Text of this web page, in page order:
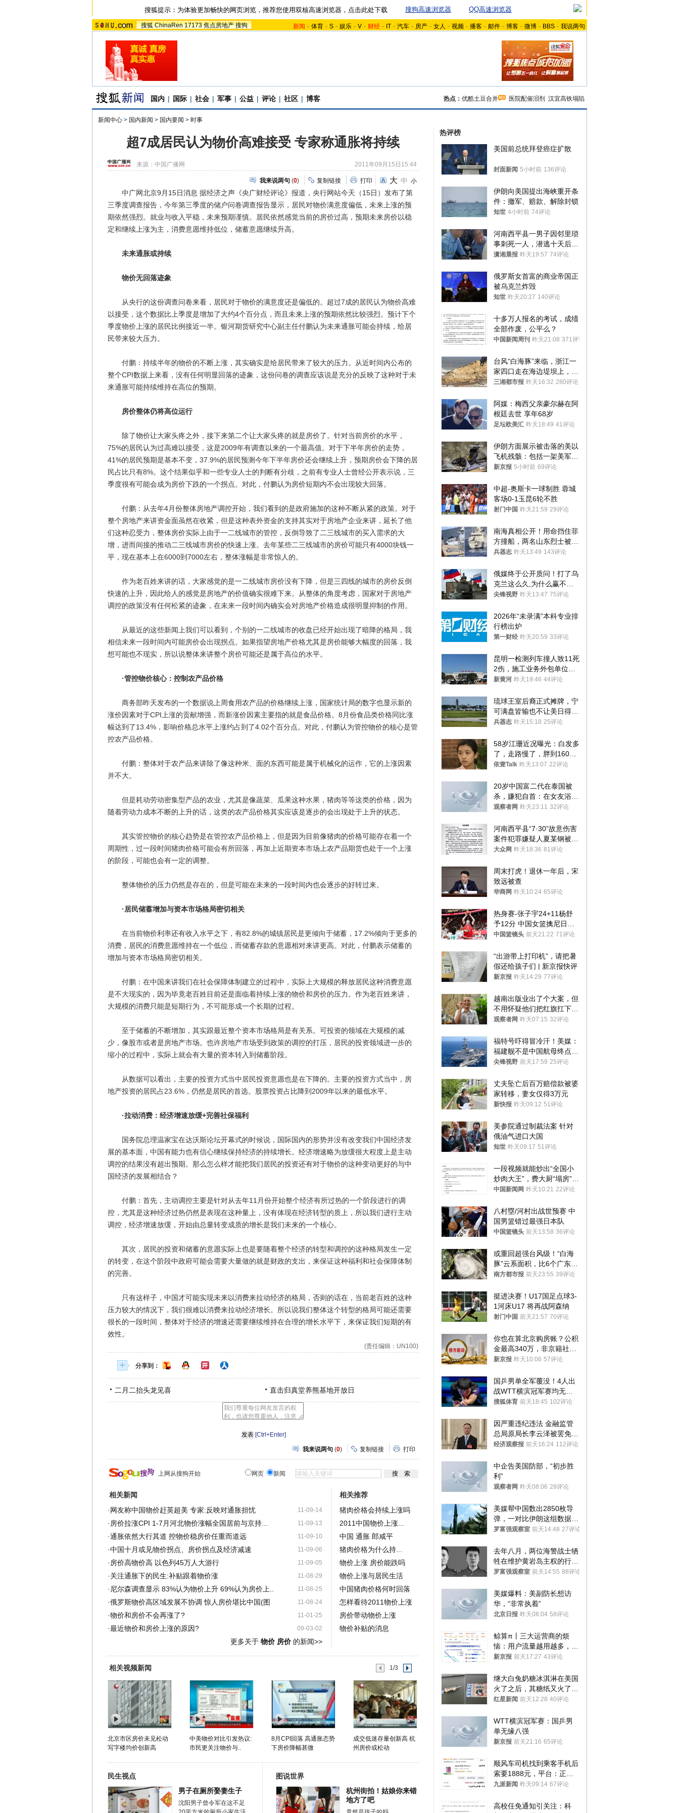
搜狐提示：为体验更加畅快的网页浏览，推荐您使用双核高速浏览器，点击此处下载 搜狗高速浏览器 QQ高速浏览器
搜狐 ChinaRen 17173 焦点房地产 搜狗 新闻 - 体育 - S - 娱乐 - V - 财经 - IT - 汽车 - 房产 - 女人 - 视频 - 播客 - 邮件 - 博客 - 微博 - BBS - 我说两句
国内 | 国际 | 社会 | 军事 | 公益 | 评论 | 社区 | 博客 热点： 优酷土豆合并 医院配催泪剂 汉宜高铁塌陷
新闻中心 > 国内新闻 > 国内要闻 > 时事
超7成居民认为物价高难接受 专家称通胀将持续
来源： 中国广播网 2011年09月15日15:44
我来说两句 (0) 复制链接 打印 大 中 小
中广网北京9月15日消息 据经济之声《央广财经评论》报道，央行网站今天（15日）发布了第
三季度调查报告，今年第三季度的储户问卷调查报告显示，居民对物价满意度偏低，未来上涨的预
期依然强烈。就业与收入平稳，未来预期谨慎。居民依然感觉当前的房价过高，预期未来房价以稳
定和继续上涨为主，消费意愿维持低位，储蓄意愿继续升高。
未来通胀或持续
物价无回落迹象
从央行的这份调查问卷来看，居民对于物价的满意度还是偏低的。超过7成的居民认为物价高难
以接受，这个数据比上季度是增加了大约4个百分点，而且未来上涨的预期依然比较强烈。预计下个
季度物价上涨的居民比例接近一半。银河期货研究中心副主任付鹏认为未来通胀可能会持续，给居
民带来较大压力。
付鹏：持续半年的物价的不断上涨，其实确实是给居民带来了较大的压力。从近时间内公布的
整个CPI数据上来看，没有任何明显回落的迹象，这份问卷的调查应该说是充分的反映了这种对于未
来通胀可能持续维持在高位的预期。
房价整体仍将高位运行
除了物价让大家头疼之外，接下来第二个让大家头疼的就是房价了。针对当前房价的水平，
75%的居民认为过高难以接受，这是2009年有调查以来的一个最高值。对于下半年房价的走势，
41%的居民预期是基本不变，37.9%的居民预测今年下半年房价还会继续上升，预期房价会下降的居
民占比只有8%。这个结果似乎和一些专业人士的判断有分歧，之前有专业人士曾经公开表示说，三
季度很有可能会成为房价下跌的一个拐点。对此，付鹏认为房价短期内不会出现较大回落。
付鹏：从去年4月份整体房地产调控开始，我们看到的是政府施加的这种不断从紧的政策。对于
整个房地产来讲资金面虽然在收紧，但是这种表外资金的支持其实对于房地产企业来讲，延长了他
们这种忍受力，整体房价实际上由于一二线城市的管控，反倒导致了二三线城市的买入需求的大
增，进而间接的推动二三线城市房价的快速上涨。去年某些二三线城市的房价可能只有4000块钱一
平，现在基本上在6000到7000左右，整体涨幅是非常惊人的。
作为老百姓来讲的话，大家感觉的是一二线城市房价没有下降，但是三四线的城市的房价反倒
快速的上升，因此给人的感觉是房地产的价值确实很难下来。从整体的角度考虑，国家对于房地产
调控的政策没有任何松紧的迹象，在未来一段时间内确实会对房地产价格造成很明显抑制的作用。
从最近的这些新闻上我们可以看到，个别的一二线城市的收盘已经开始出现了暗降的格局，我
相信未来一段时间内可能房价会出现拐点。如果指望房地产价格尤其是房价能够大幅度的回落，我
想可能也不现实，所以说整体来讲整个房价可能还是属于高位的水平。
·管控物价核心：控制农产品价格
商务部昨天发布的一个数据说上周食用农产品的价格继续上涨，国家统计局的数字也显示新的
涨价因素对于CPI上涨的贡献增强，而新涨价因素主要指的就是食品价格。8月份食品类价格同比涨
幅达到了13.4%，影响价格总水平上涨约占到了4.02个百分点。对此，付鹏认为管控物价的核心是管
控农产品价格。
付鹏：整体对于农产品来讲除了像这种米、面的东西可能是属于机械化的运作，它的上涨因素
并不大。
但是耗动劳动密集型产品的农业，尤其是像蔬菜、瓜果这种水果，猪肉等等这类的价格，因为
随着劳动力成本不断的上升的话，这类的农产品价格其实应该是逐步的会出现处于上升的状态。
其实管控物价的核心趋势是在管控农产品价格上，但是因为目前像猪肉的价格可能存在着一个
周期性，过一段时间猪肉价格可能会有所回落，再加上近期资本市场上农产品期货也处于一个上涨
的阶段，可能也会有一定的调整。
整体物价的压力仍然是存在的，但是可能在未来的一段时间内也会逐步的好转过来。
·居民储蓄增加与资本市场格局密切相关
在当前物价利率还有收入水平之下，有82.8%的城镇居民是更倾向于储蓄，17.2%倾向于更多的
消费，居民的消费意愿维持在一个低位，而储蓄存款的意愿相对来讲更高。对此，付鹏表示储蓄的
增加与资本市场格局密切相关。
付鹏：在中国来讲我们在社会保障体制建立的过程中，实际上大规模的释放居民这种消费意愿
是不大现实的，因为毕竟老百姓目前还是面临着持续上涨的物价和房价的压力。作为老百姓来讲，
大规模的消费只能是短期行为，不可能形成一个长期的过程。
至于储蓄的不断增加，其实跟最近整个资本市场格局是有关系。可投资的领域在大规模的减
少，像股市或者是房地产市场。也许房地产市场受到政策的调控的打压，居民的投资领域进一步的
缩小的过程中，实际上就会有大量的资本转入到储蓄阶段。
从数据可以看出，主要的投资方式当中居民投资意愿也是在下降的。主要的投资方式当中，房
地产投资的居民占23.6%，仍然是居民的首选。股票投资占比降到2009年以来的最低水平。
·拉动消费：经济增速放缓+完善社保福利
国务院总理温家宝在达沃斯论坛开幕式的时候说，国际国内的形势并没有改变我们中国经济发
展的基本面，中国有能力也有信心继续保持经济的持续增长。经济增速略为放缓很大程度上是主动
调控的结果没有超出预期。那么怎么样才能把我们居民的投资还有对于物价的这种变动更好的与中
国经济的发展相结合？
付鹏：首先，主动调控主要是针对从去年11月份开始整个经济有所过热的一个阶段进行的调
控，尤其是这种经济过热仍然是表现在这种量上，没有体现在经济转型的质上，所以我们进行主动
调控，经济增速放缓，开始由总量转变成质的增长是我们未来的一个核心。
其次，居民的投资和储蓄的意愿实际上也是要随着整个经济的转型和调控的这种格局发生一定
的转变，在这个阶段中政府可能会需要大量做的就是财政的支出，来保证这种福利和社会保障体制
的完善。
只有这样子，中国才可能实现未来以消费来拉动经济的格局，否则的话在，当前老百姓的这种
压力较大的情况下，我们很难以消费来拉动经济增长。所以说我们整体这个转型的格局可能还需要
很长的一段时间，整体对于经济的增速还需要继续维持在合理的增长水平下，来保证我们短期的有
效性。
(责任编辑：UN100)
分享到：
二月二抬头龙见喜 直击归真堂养熊基地开放日
[Ctrl+Enter]
我来说两句 (0) 复制链接 打印
上网从搜狗开始 网页 新闻
相关新闻
11-09-14
·网友称中国物价赶英超美 专家:反映对通胀担忧
11-09-13
· 房价拉涨CPI 1-7月河北物价涨幅全国居前与京持...
11-09-10
·通胀依然大行其道 控物价稳房价任重而道远
11-09-06
·中国十月或见物价拐点、房价拐点及经济减速
11-09-05
· 房价高物价高 以色列45万人大游行
11-08-29
·关注通胀下的民生:补贴跟着物价涨
11-08-25
· 尼尔森调查显示 83%认为物价上升 69%认为房价上..
11-08-24
·俄罗斯物价高区域发展不协调 惊人房价堪比中国(图
11-01-25
·物价和房价不会再涨了?
09-03-02
·最近物价和房价上涨的原因?
更多关于 物价 房价的新闻>>
相关推荐
猪肉价格会持续上涨吗
2011中国物价上涨...
中国 通胀 郎咸平
猪肉价格为什么持...
物价上涨 房价能跌吗
物价上涨与居民生活
中国猪肉价格何时回落
怎样看待2011物价上涨
房价带动物价上涨
物价补贴的消息
相关视频新闻 1/3
北京市区房价未见松动
写字楼均价创新高
中美物价对比引发热议:
市民更关注物价与..
8月CPI回落 高通胀态势
下房价降幅甚微
成交低迷存量创新高 杭
州房价或松动
民生视点
男子在厕所娶妻生子
沈阳男子曾令军在这不足
图说世界
杭州街拍！姑娘你来错
地方了吧
热评榜
美国前总统拜登癌症扩散
封面新闻 5小时前 136评论
伊朗向美国提出海峡重开条
件：撤军、赔款、解除封锁
知世 4小时前 74评论
河南西平县一男子因邻里琐
事刺死一人，潜逃十天后在
十多公里外一片玉米地里落
潇湘晨报 昨天19:57 74评论
俄罗斯女首富的商业帝国正
被乌克兰炸毁
知世 昨天20:27 140评论
十多万人报名的考试，成绩
全部作废，公平么？
中国新闻周刊 昨天21:08 371评论
台风“白海豚”来临，浙江一
家四口走在海边堤坝上，其
中9岁男孩被巨浪卷入海
三湘都市报 昨天16:32 280评论
阿媒：梅西父亲豪尔赫在阿
根廷去世 享年68岁
足坛欧美汇 昨天18:49 41评论
伊朗方面展示被击落的美以
飞机残骸：包括一架美军F-
15战斗机残骸以及多架无人
新京报 5小时前 69评论
中超-奥斯卡一球制胜 蓉城
客场0-1玉昆6轮不胜
射门中国 昨天21:59 29评论
南海真相公开！用命挡住菲
方撞船，两名山东烈士被授
武警最高荣誉
兵器志 昨天13:49 143评论
俄媒终于公开质问！打了乌
克兰这么久,为什么赢不了?
答案令人沉默
尖锋视野 昨天13:47 75评论
2026年“未录满”本科专业排
行榜出炉
第一财经 昨天20:59 33评论
昆明一检测列车撞人致11死
2伤，施工业务外包单位被
罚1.5万元，国铁昆明局被
新黄河 昨天19:46 44评论
琉球王室后裔正式摊牌，宁
可满盘皆输也不让美日得
逞，中国成关键
兵器志 昨天15:18 25评论
58岁江珊近况曝光：白发多
了，走路慢了，胖到160
斤，没单位也没退休金
依壹Talk 昨天13:07 22评论
20岁中国富二代在泰国被
杀，嫌犯自首：在女友浴室
看到他
观察者网 昨天23:11 32评论
河南西平县“7·30”故意伤害
案件犯罪嫌疑人夏某钢被抓
获
大众网 昨天18:36 81评论
周末打虎！退休一年后，宋
致远被查
华商网 昨天10:24 65评论
热身赛-张子宇24+11杨舒
予12分 中国女篮擒尼日利
亚
中国篮镜头 前天21:22 71评论
“出游带上打印机”，请把暑
假还给孩子们 | 新京报快评
新京报 昨天14:29 77评论
越南出版业出了个大案，但
不用怀疑他们把红旗扛下去
的决心
观察者网 昨天07:15 32评论
福特号吓得冒冷汗！美媒：
福建舰不是中国航母终点，
而是新起点！
尖锋视野 前天17:59 25评论
丈夫坠亡后百万赔偿款被婆
家转移，妻女仅得3万元
新快报 昨天09:12 51评论
美参院通过制裁法案 针对
俄油气进口大国
知世 昨天09:17 51评论
一段视频就能炒出“全国小
炒肉大王”，费大厨“塌房”了
吗？
中国新闻网 昨天10:21 22评论
八村塁/河村出战世预赛 中
国男篮错过最强日本队
中国篮镜头 前天13:58 36评论
或重回超强台风级！“白海
豚”云系面积，比6个广东还
大！深圳官方：注意这件事
南方都市报 前天23:55 39评论
挺进决赛！U17国足点球3-
1河床U17 将再战阿森纳
射门中国 前天21:57 70评论
你也在算北京购房账？公积
金最高340万，非京籍社保
1年
新京报 昨天10:06 57评论
国乒男单全军覆没！4人出
战WTT横滨冠军赛均无缘
八强
搜狐体育 前天18:45 102评论
因严重违纪违法 金融监管
总局原局长李云泽被罢免全
国人大代表
经济观察报 前天16:24 112评论
中企告美国防部，“初步胜
利”
观察者网 昨天08:06 28评论
美媒帮中国数出2850枚导
弹，一对比伊朗这组数据，
发现出大事了
罗富强观察室 前天14:48 27评论
去年八月，两位海警战士牺
牲在维护黄岩岛主权的行动
中
罗富强观察室 前天14:55 88评论
美媒爆料：美副防长想访
华，“非常执着”
北京日报 昨天08:04 58评论
鲸算π丨三大运营商的烦
恼：用户流量越用越多，收
入却越来越少
新京报 前天17:27 43评论
继大白兔奶糖冰淇淋在美国
火了之后，其糖纸又火了！
海外博主盛赞：平面设计经
红星新闻 前天12:28 40评论
WTT横滨冠军赛：国乒男
单无缘八强
新京报 前天21:16 65评论
顺风车司机找到乘客手机后
索要1888元，平台：正和
司机沟通协商
九派新闻 昨天09:14 67评论
高校任免通知引关注：科